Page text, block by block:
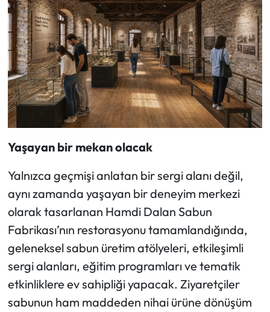
Yaşayan bir mekan olacak
Yalnızca geçmişi anlatan bir sergi alanı değil,
aynı zamanda yaşayan bir deneyim merkezi
olarak tasarlanan Hamdi Dalan Sabun
Fabrikası’nın restorasyonu tamamlandığında,
geleneksel sabun üretim atölyeleri, etkileşimli
sergi alanları, eğitim programları ve tematik
etkinliklere ev sahipliği yapacak. Ziyaretçiler
sabunun ham maddeden nihai ürüne dönüşüm